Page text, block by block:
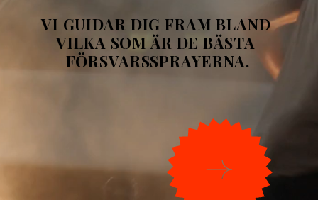
VI GUIDAR DIG FRAM BLAND
VILKA SOM ÄR DE BÄSTA
FÖRSVARSSPRAYERNA.